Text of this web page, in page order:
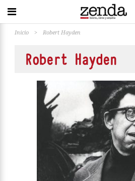
Inicio > Robert Hayden
Robert Hayden